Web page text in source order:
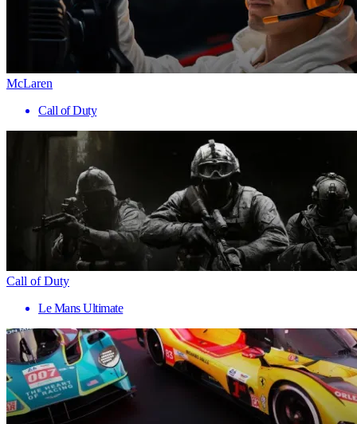
McLaren
Call of Duty
Call of Duty
Le Mans Ultimate